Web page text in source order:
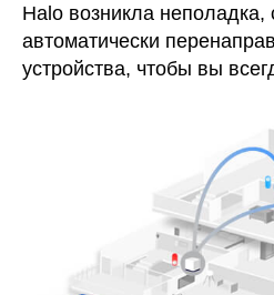
Halo возникла неполадка,
автоматически
устройства, чтобы вы